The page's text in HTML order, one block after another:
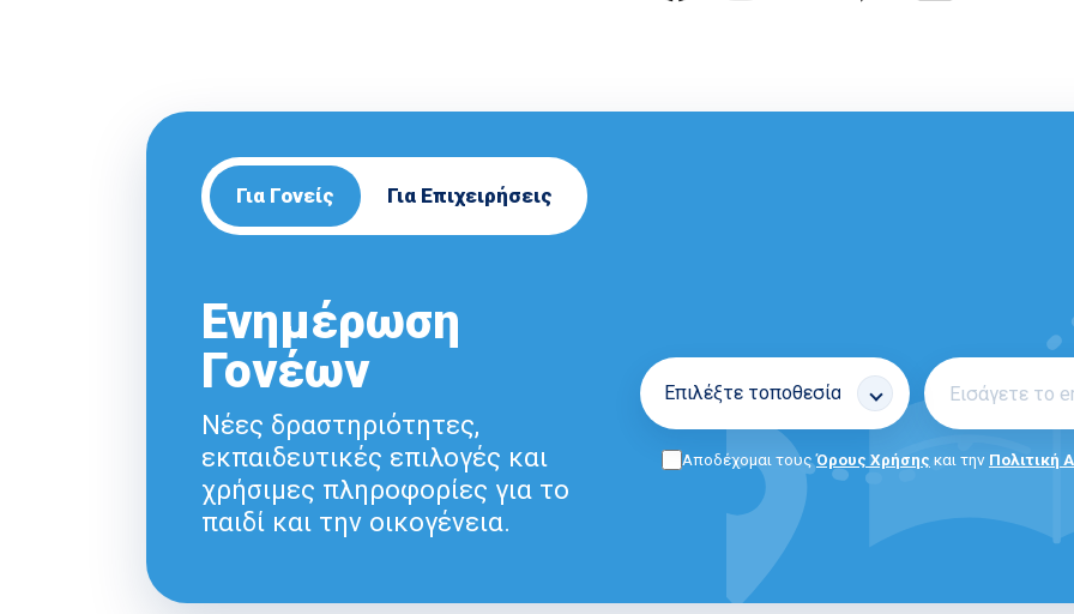
Για Γονείς Για Επιχειρήσεις
Ενημέρωση
Γονέων
Νέες δραστηριότητες,
εκπαιδευτικές επιλογές και
χρήσιμες πληροφορίες για το
παιδί και την οικογένεια.
Αποδέχομαι τουςΌρους Χρήσης και την Πολιτική